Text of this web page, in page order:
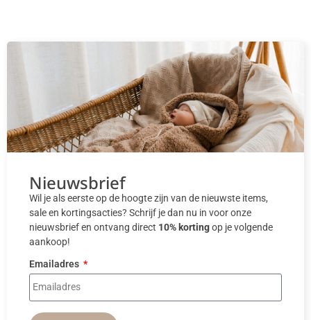
Nieuwsbrief
Wil je als eerste op de hoogte zijn van de nieuwste items,
sale en kortingsacties? Schrijf je dan nu in voor onze
nieuwsbrief en ontvang direct 10% kortingop je volgende
aankoop!
Emailadres